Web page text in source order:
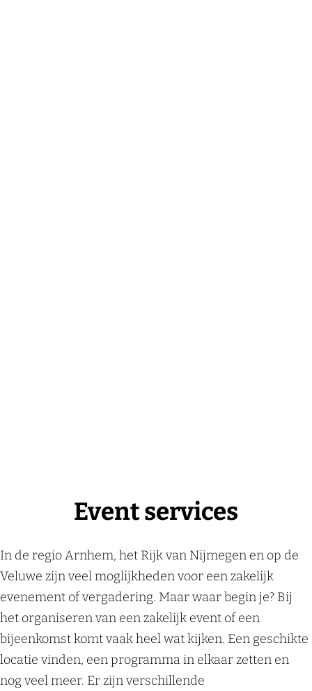
Event services
In de regio Arnhem, het Rijk van Nijmegen en op de
Veluwe zijn veel moglijkheden voor een zakelijk
evenement of vergadering. Maar waar begin je? Bij
het organiseren van een zakelijk event of een
bijeenkomst komt vaak heel wat kijken. Een geschikte
locatie vinden, een programma in elkaar zetten en
nog veel meer. Er zijn verschillende